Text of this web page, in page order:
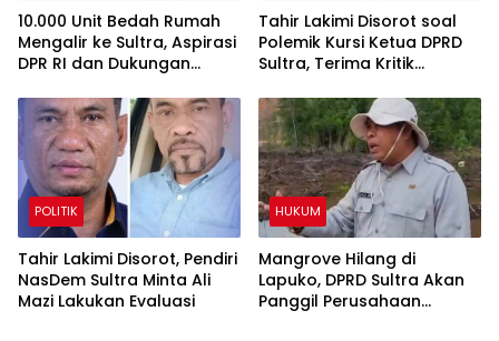
10.000 Unit Bedah Rumah
Mengalir ke Sultra, Aspirasi
DPR RI dan Dukungan
Utama
Tahir Lakimi Disorot soal
Polemik Kursi Ketua DPRD
Sultra, Terima Kritik
Internal NasDem
POLITIK
Tahir Lakimi Disorot, Pendiri
NasDem Sultra Minta Ali
Mazi Lakukan Evaluasi
HUKUM
Mangrove Hilang di
Lapuko, DPRD Sultra Akan
Panggil Perusahaan